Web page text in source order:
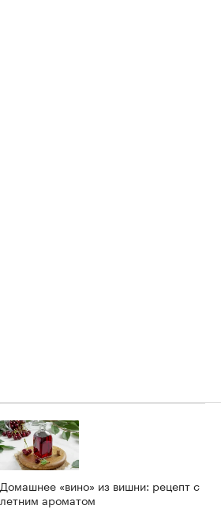
Домашнее «вино» из вишни: рецепт с
летним ароматом